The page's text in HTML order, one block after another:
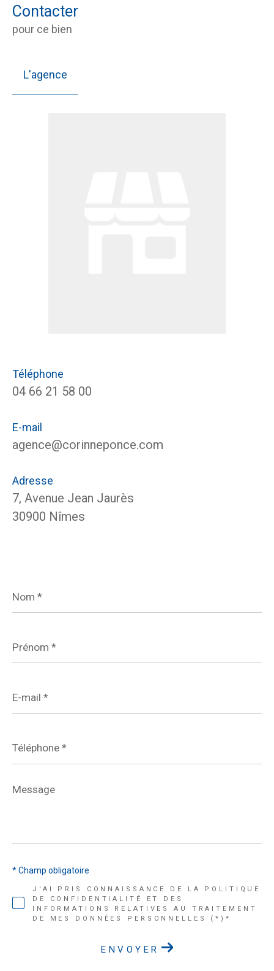
Contacter
pour ce bien
L'agence
Téléphone
04 66 21 58 00
E-mail
agence@corinneponce.com
Adresse
7, Avenue Jean Jaurès
30900 Nîmes
*
*
mail
*
*
Message
*
J'AI PRIS CONNAISSANCE DE LA POLITIQUE
DE CONFIDENTIALITÉ ET DES
INFORMATIONS RELATIVES AU TRAITEMENT
DE MES DONNÉES PERSONNELLES (*)*
* Champ obligatoire
ENVOYER